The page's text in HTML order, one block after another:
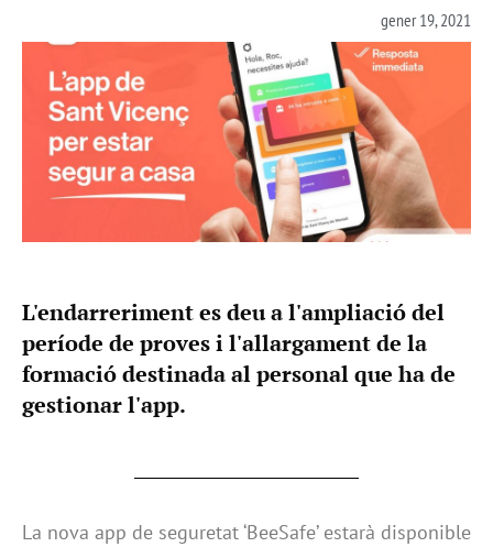
gener 19, 2021
L'endarreriment es deu a l'ampliació del
període de proves i l'allargament de la
formació destinada al personal que ha de
gestionar l'app.
La nova app de seguretat ‘BeeSafe’ estarà disponible